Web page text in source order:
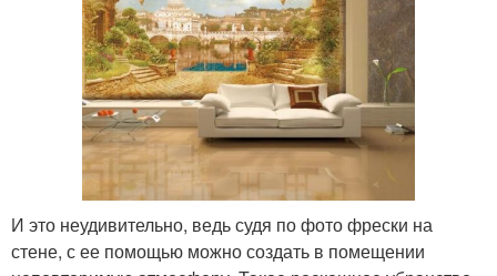
И это неудивительно, ведь судя по фото фрески на
стене, с ее помощью можно создать в помещении